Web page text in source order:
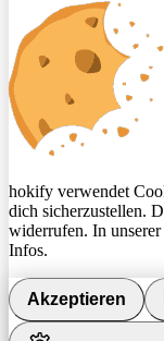
hokify verwendet
dich sicherzustellen.
widerrufen. In unserer
Infos.
Akzeptieren